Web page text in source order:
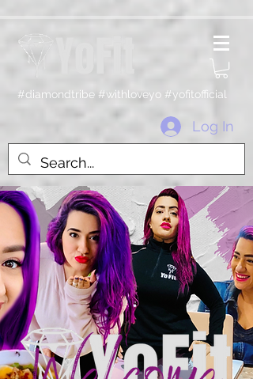
#diamondtribe #withloveyo #yofitofficial
Log In